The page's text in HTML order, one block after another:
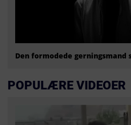
Den formodede gerningsmand
POPULÆRE VIDEOER